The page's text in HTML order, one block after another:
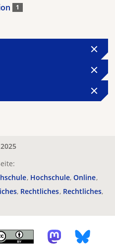
1
Hochschule Online
Rechtliches Rechtliches